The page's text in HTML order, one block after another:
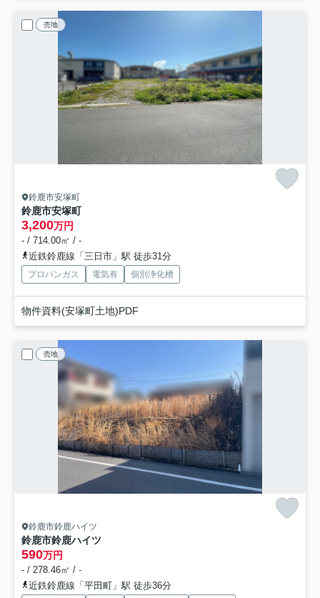
売地
鈴鹿市安塚町
鈴鹿市安塚町
3,200万円
- / 714.00㎡ / -
近鉄鈴鹿線「三日市」駅 徒歩31分
プロパンガス 電気有 個別浄化槽
物件資料(安塚町土地)PDF
売地
鈴鹿市鈴鹿ハイツ
鈴鹿市鈴鹿ハイツ
590万円
- / 278.46㎡ / -
近鉄鈴鹿線「平田町」駅 徒歩36分